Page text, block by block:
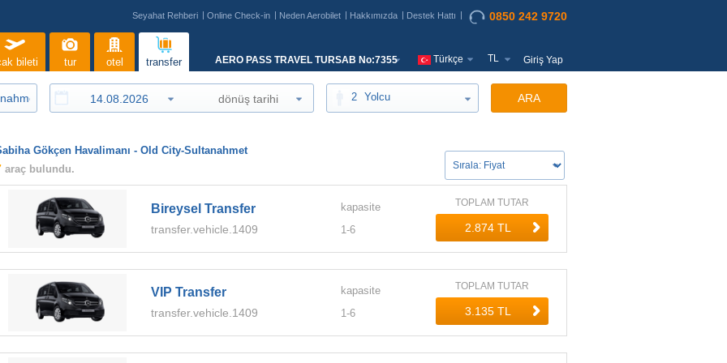
Seyahat Rehberi Online Check-in Neden Aerobilet Hakkımızda Destek Hattı 0850 242 9720
bileti tur otel transfer AERO PASS TRAVEL TURSAB No:7355 Türkçe TL Giriş Yap
2 Yolcu ARA
Gökçen Havalimanı - Old City-Sultanahmet
araç bulundu.
Bireysel Transfer
transfer.vehicle.1409
kapasite
1-6
TOPLAM TUTAR
VIP Transfer
transfer.vehicle.1409
kapasite
1-6
TOPLAM TUTAR